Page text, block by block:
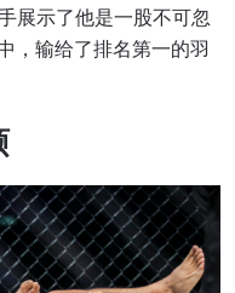
展示了他是一股不可忽
，输给了排名第一的羽